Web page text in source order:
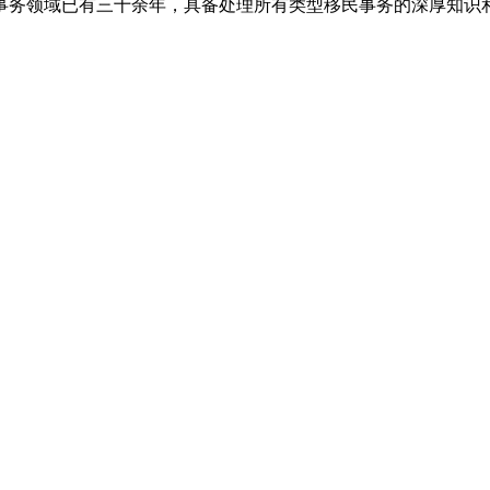
领域已有三十余年，具备处理所有类型移民事务的深厚知